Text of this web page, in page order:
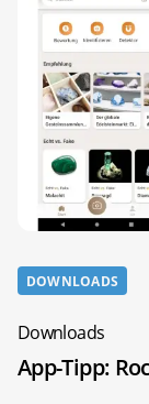
DOWNLOADS
Downloads
App-Tipp: